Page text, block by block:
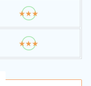
★★★
★★★